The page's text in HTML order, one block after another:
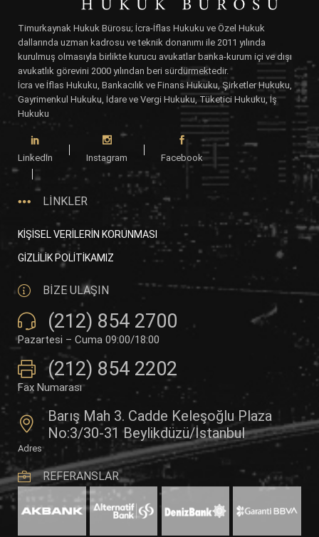
Timurkaynak Hukuk Bürosu; İcra-İflas Hukuku ve Özel Hukuk
dallarında uzman kadrosu ve teknik donanımı ile 2011 yılında
kurulmuş olmasıyla birlikte kurucu avukatlar banka-kurum içi ve dışı
avukatlık görevini 2000 yılından beri sürdürmektedir.
İcra ve İflas Hukuku, Bankacılık ve Finans Hukuku, Şirketler Hukuku,
Gayrimenkul Hukuku, İdare ve Vergi Hukuku, Tüketici Hukuku, İş
Hukuku
LinkedIn Instagram Facebook
LİNKLER
KİŞİSEL VERİLERİN KORUNMASI
GİZLİLİK POLİTİKAMIZ
BİZE ULAŞIN
(212) 854 2700
Pazartesi – Cuma 09:00/18:00
(212) 854 2202
Fax Numarası
Barış Mah 3. Cadde Keleşoğlu Plaza
No:3/30-31 Beylikdüzü/İstanbul
Adres
REFERANSLAR